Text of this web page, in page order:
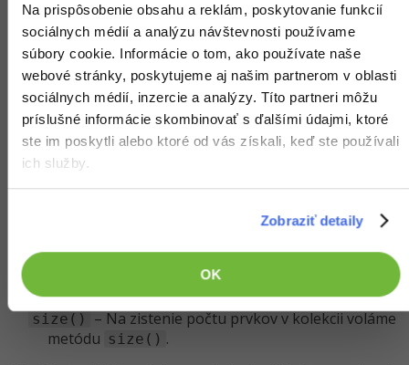
Na prispôsobenie obsahu a reklám, poskytovanie funkcií
sociálnych médií a analýzu návštevnosti používame
súbory cookie. Informácie o tom, ako používate naše
webové stránky, poskytujeme aj našim partnerom v oblasti
sociálnych médií, inzercie a analýzy. Títo partneri môžu
príslušné informácie skombinovať s ďalšími údajmi, ktoré
ste im poskytli alebo ktoré od vás získali, keď ste používali
ich služby.
Zobraziť detaily
OK
hodnotu typu boolean .
toArray() – Ďalšia metóda skopíruje prvky z listu
do poľa.
remove() , removeAll() – Na mazanie prvkov z
kolekcie máme aj dve metódy. Fungujú podobne
ako add() a addAll() . Obe sú veľmi užitočné v
prípade, že máme v liste inštancie nejakej triedy
(napr. používateľa), nemusíme si držať ich číselné
indexy, len zavoláme napr.
konkrétnu inštanciu, ktorá sa má zo zoznamu
retainAll() – Metóda retainAll() umožňuje
porovnávať dve kolekcie a zachová iba prvky, ktoré
majú spoločné.
size() – Na zistenie počtu prvkov v kolekcii voláme
metódu size() .